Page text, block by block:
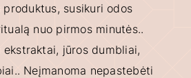
produktus, susikuri odos
nuo pirmos minutės..
ekstraktai, jūros dumbliai,
Neįmanoma nepastebėti